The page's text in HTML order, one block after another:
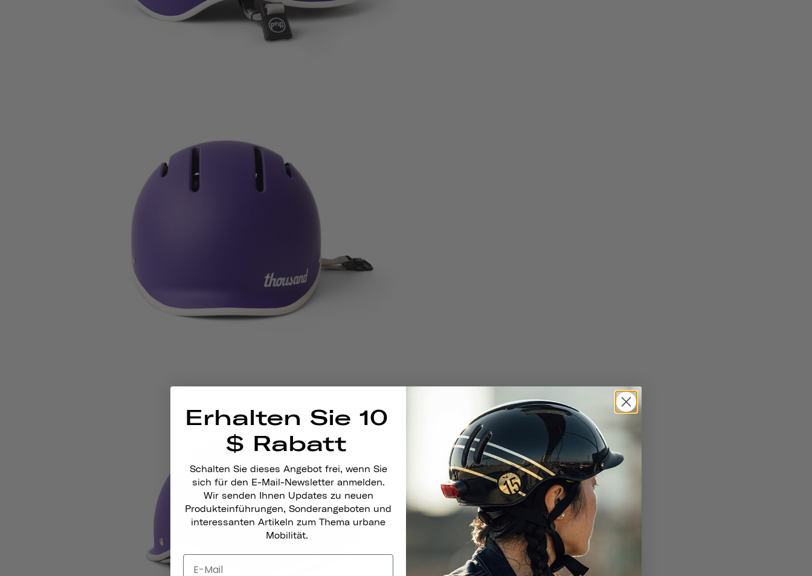
Erhalten Sie 10
$ Rabatt
Schalten Sie dieses Angebot frei, wenn Sie
sich für den E-Mail-Newsletter anmelden.
Wir senden Ihnen Updates zu neuen
Produkteinführungen, Sonderangeboten und
interessanten Artikeln zum Thema urbane
Mobilität.